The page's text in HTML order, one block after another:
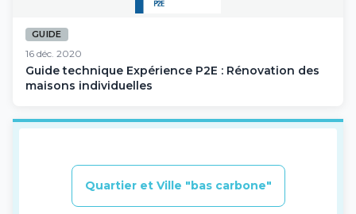
GUIDE
16 déc. 2020
Guide technique Expérience P2E : Rénovation des
maisons individuelles
Quartier et Ville "bas carbone"